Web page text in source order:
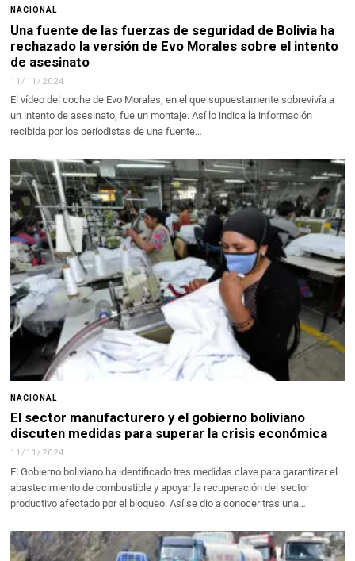
NACIONAL
Una fuente de las fuerzas de seguridad de Bolivia ha
rechazado la versión de Evo Morales sobre el intento
de asesinato
11/11/2024
El vídeo del coche de Evo Morales, en el que supuestamente sobrevivía a
un intento de asesinato, fue un montaje. Así lo indica la información
recibida por los periodistas de una fuente…
NACIONAL
El sector manufacturero y el gobierno boliviano
discuten medidas para superar la crisis económica
11/11/2024
El Gobierno boliviano ha identificado tres medidas clave para garantizar el
abastecimiento de combustible y apoyar la recuperación del sector
productivo afectado por el bloqueo. Así se dio a conocer tras una…